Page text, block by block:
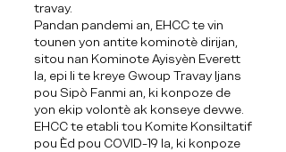
travay.
Pandan pandemi an, EHCC te vin
tounen yon antite kominotè dirijan,
sitou nan Kominote Ayisyèn Everett
la, epi li te kreye Gwoup Travay Ijans
pou Sipò Fanmi an, ki konpoze de
yon ekip volontè ak konseye devwe.
EHCC te etabli tou Komite Konsiltatif
pou Èd pou COVID-19 la, ki konpoze